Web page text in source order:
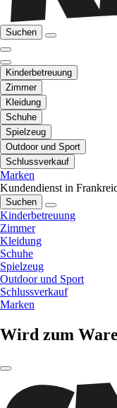
Suchen
Kinderbetreuung
Zimmer
Kleidung
Schuhe
Spielzeug
Outdoor und Sport
Schlussverkauf
Marken
Kundendienst in
Suchen
Kinderbetreuung
Zimmer
Kleidung
Schuhe
Spielzeug
Outdoor und Sport
Schlussverkauf
Marken
Wird zum